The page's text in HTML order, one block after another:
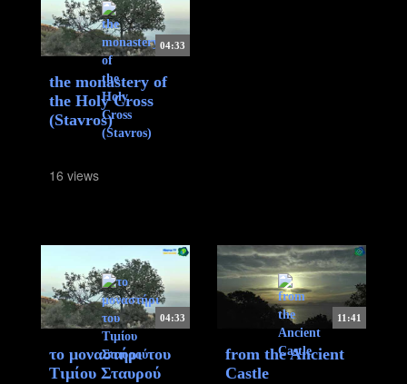
04:33
the monastery of
the Holy Cross
(Stavros)
16 views
04:33
το μοναστήρι του
Τιμίου Σταυρού
11:41
from the Ancient
Castle